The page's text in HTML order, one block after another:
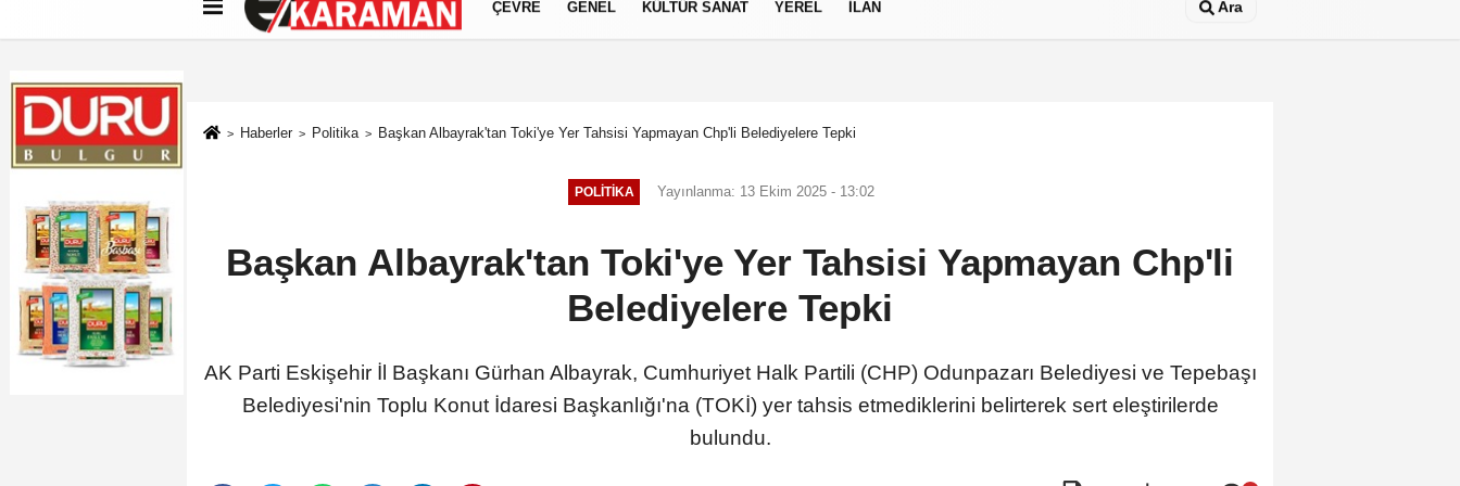
Künye İletişim Çerez Politikası Gizlilik İlkeleri
ÇEVRE GENEL KÜLTÜR SANAT YEREL İLAN Ara
Haberler Politika Başkan Albayrak'tan Toki'ye Yer Tahsisi Yapmayan Chp'li Belediyelere Tepki
POLITIKA Yayınlanma: 13 Ekim 2025 - 13:02
Başkan Albayrak'tan Toki'ye Yer Tahsisi Yapmayan Chp'li
Belediyelere Tepki
AK Parti Eskişehir İl Başkanı Gürhan Albayrak, Cumhuriyet Halk Partili (CHP) Odunpazarı Belediyesi ve Tepebaşı
Belediyesi'nin Toplu Konut İdaresi Başkanlığı'na (TOKİ) yer tahsis etmediklerini belirterek sert eleştirilerde
bulundu.